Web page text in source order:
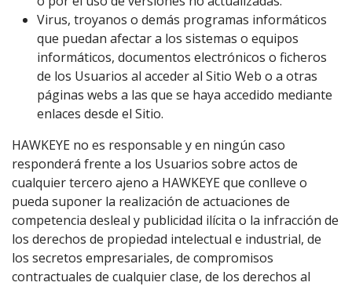
Virus, troyanos o demás programas informáticos
que puedan afectar a los sistemas o equipos
informáticos, documentos electrónicos o ficheros
de los Usuarios al acceder al Sitio Web o a otras
páginas webs a las que se haya accedido mediante
enlaces desde el Sitio.
HAWKEYE no es responsable y en ningún caso
responderá frente a los Usuarios sobre actos de
cualquier tercero ajeno a HAWKEYE que conlleve o
pueda suponer la realización de actuaciones de
competencia desleal y publicidad ilícita o la infracción de
los derechos de propiedad intelectual e industrial, de
los secretos empresariales, de compromisos
contractuales de cualquier clase, de los derechos al